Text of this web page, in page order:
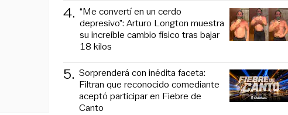
4. “Me convertí en un cerdo
depresivo”: Arturo Longton muestra
su increíble cambio físico tras bajar
18 kilos
5. Sorprenderá con inédita faceta:
Filtran que reconocido comediante
aceptó participar en Fiebre de
Canto